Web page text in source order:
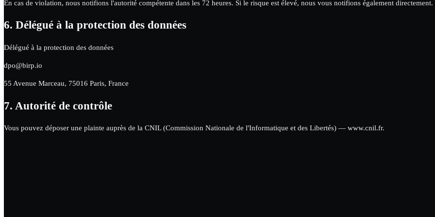
En cas de violation, nous notifions l'autorité compétente dans les 72 heures. Si le risque est élevé, nous vous notifions également directement.
6. Délégué à la protection des données
Délégué à la protection des données
dpo@birp.io
55 Avenue Marceau, 75016 Paris, France
7. Autorité de contrôle
Vous pouvez déposer une plainte auprès de la CNIL (Commission Nationale de l'Informatique et des Libertés) — www.cnil.fr.